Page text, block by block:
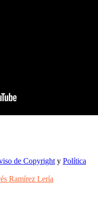
de Copyright y Política
Ramírez Lería